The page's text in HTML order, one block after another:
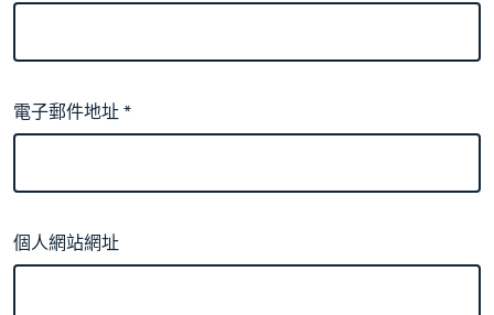
電子郵件地址*
個人網站網址